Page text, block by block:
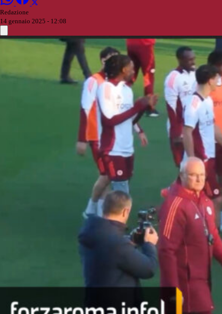
Redazione
14 gennaio 2025 - 12:08